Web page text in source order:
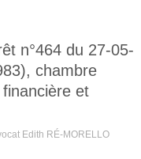
n°464 du 27-05-
chambre
et
Edith RÉ-MORELLO